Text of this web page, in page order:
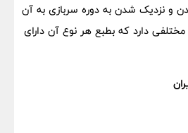
و نزدیک شدن به دوره سربازی به آن
دارد که بطبع هر نوع آن دارای